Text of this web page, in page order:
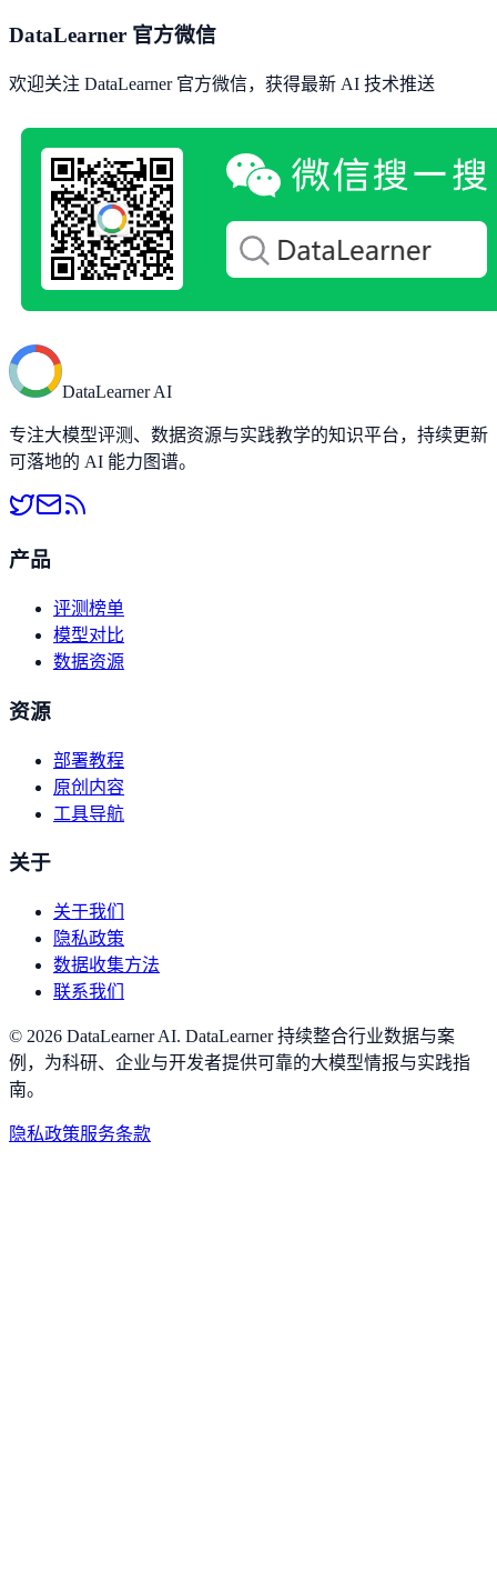
DataLearner 官方微信
欢迎关注 DataLearner 官方微信，获得最新 AI 技术推送
DataLearner AI
专注大模型评测、数据资源与实践教学的知识平台，持续更新
可落地的 AI 能力图谱。
产品
评测榜单
模型对比
数据资源
资源
部署教程
原创内容
工具导航
关于
关于我们
隐私政策
数据收集方法
联系我们
© 2026 DataLearner AI. DataLearner 持续整合行业数据与案
例，为科研、企业与开发者提供可靠的大模型情报与实践指
南。
隐私政策服务条款